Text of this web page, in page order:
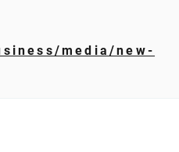
media/new-